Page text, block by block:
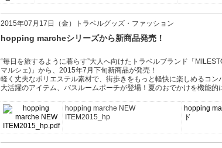
2015年07月17日（金）トラベルグッズ・ファッション
hopping marcheシリーズから新商品発売！
“毎日を旅するように暮らす”大人へ向けたトラベルブランド「
マルシェ)」から、2015年7月下旬新商品が発売！
軽く丈夫なポリエステル素材で、街歩きをもっと軽快に楽しめるコ
大活躍のアイテム、バスルームポーチが登場！夏のおでかけを機能的
hopping marche NEW
ITEM2015_hp
hopping
ド